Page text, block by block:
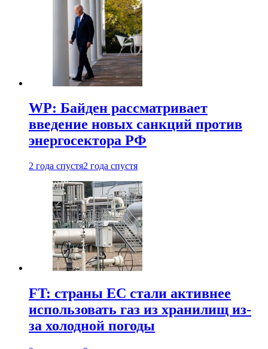
WP: Байден рассматривает
введение новых санкций против
энергосектора РФ
2 года спустя2 года спустя
FT: страны ЕС стали активнее
использовать газ из хранилищ из-
за холодной погоды